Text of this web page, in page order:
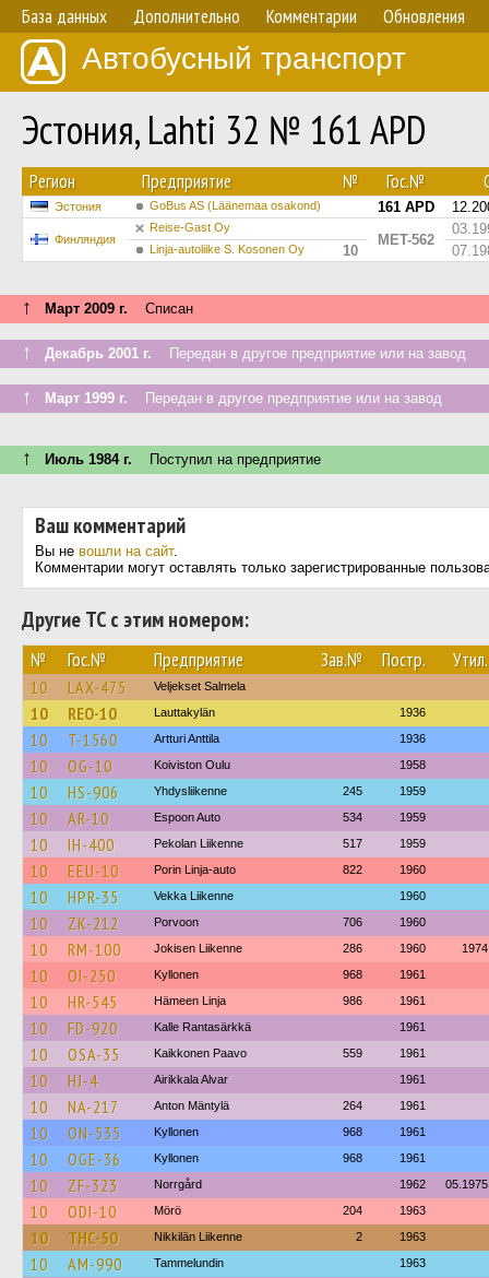
База данных Дополнительно Комментарии Обновления
Автобусный транспорт
Эстония, Lahti 32 № 161 APD
Регион Предприятие № Гос.№
Эстония GoBus AS (Läänemaa osakond) 161 APD
Финляндия
Reise-Gast Oy
MET-562
Linja-autoliike S. Kosonen Oy 10
↑ Март 2009 г. Списан
↑ Декабрь 2001 г. Передан в другое предприятие или на завод
↑ Март 1999 г. Передан в другое предприятие или на завод
↑ Июль 1984 г. Поступил на предприятие
Ваш комментарий
Вы не вошли на сайт.
Комментарии могут оставлять только зарегистрированные
Другие ТС с этим номером:
№ Гос.№ Предприятие Зав.№ Постр. Утил.
10 LAX-475 Veljekset Salmela
10 REO-10 Lauttakylän 1936
10 T-1560 Artturi Anttila 1936
10 OG-10 Koiviston Oulu 1958
10 HS-906 Yhdysliikenne 245 1959
10 AR-10 Espoon Auto 534 1959
10 IH-400 Pekolan Liikenne 517 1959
10 EEU-10 Porin Linja-auto 822 1960
10 HPR-35 Vekka Liikenne 1960
10 ZK-212 Porvoon 706 1960
10 RM-100 Jokisen Liikenne 286 1960 1974
10 OI-250 Kyllonen 968 1961
10 HR-545 Hämeen Linja 986 1961
10 FD-920 Kalle Rantasärkkä 1961
10 OSA-35 Kaikkonen Paavo 559 1961
10 HJ-4 Airikkala Alvar 1961
10 NA-217 Anton Mäntylä 264 1961
10 ON-535 Kyllonen 968 1961
10 OGE-36 Kyllonen 968 1961
10 ZF-323 Norrgård 1962 05.1975
10 ODI-10 Mörö 204 1963
10 THC-50 Nikkilän Liikenne 2 1963
10 AM-990 Tammelundin 1963